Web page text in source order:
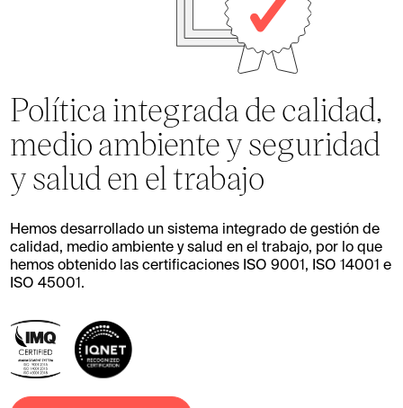
Política integrada de calidad,
medio ambiente y seguridad
y salud en el trabajo
Hemos desarrollado un sistema integrado de gestión de
calidad, medio ambiente y salud en el trabajo, por lo que
hemos obtenido las certificaciones ISO 9001, ISO 14001 e
ISO 45001.